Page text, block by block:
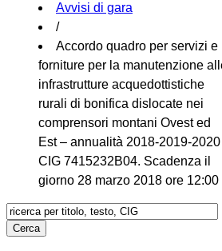
Avvisi di gara
/
Accordo quadro per servizi e
forniture per la manutenzione
infrastrutture acquedottistiche
rurali di bonifica dislocate nei
comprensori montani Ovest ed
Est – annualità 2018-2019-2020
CIG 7415232B04. Scadenza il
giorno 28 marzo 2018 ore 12:00